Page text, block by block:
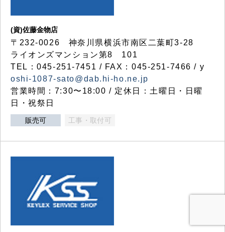
(資)佐藤金物店
〒232-0026 神奈川県横浜市南区二葉町3-28
ライオンズマンション第8 101
TEL：045-251-7451 / FAX：045-251-7466 / y
oshi-1087-sato@dab.hi-ho.ne.jp
営業時間：7:30〜18:00 / 定休日：土曜日・日曜
日・祝祭日
販売可 工事・取付可